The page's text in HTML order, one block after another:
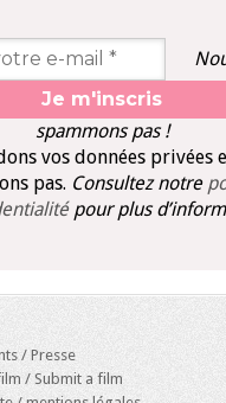
spammons pas !
vos données privées
pas. Consultez notre
pour plus
/ Presse
/ Submit a film